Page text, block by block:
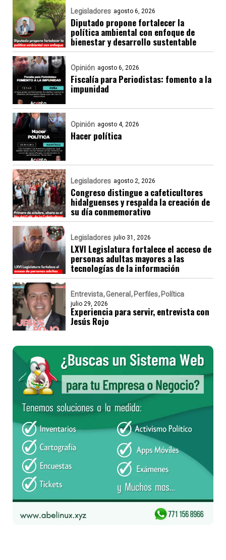
Legisladores agosto 6, 2026
Diputado propone fortalecer la
política ambiental con enfoque de
bienestar y desarrollo sustentable
Opinión agosto 6, 2026
Fiscalía para Periodistas: fomento a la
impunidad
Opinión agosto 4, 2026
Hacer política
Legisladores agosto 2, 2026
Congreso distingue a cafeticultores
hidalguenses y respalda la creación de
su día conmemorativo
Legisladores julio 31, 2026
LXVI Legislatura fortalece el acceso de
personas adultas mayores a las
tecnologías de la información
Entrevista General Perfiles Política
julio 29, 2026
Experiencia para servir, entrevista con
Jesús Rojo